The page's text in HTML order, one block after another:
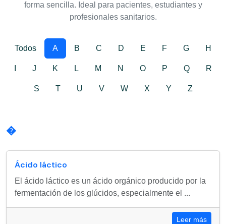
forma sencilla. Ideal para pacientes, estudiantes y
profesionales sanitarios.
Todos A B C D E F G H
J K L M N O P Q R
S T U V W X Y Z
�
Ácido láctico
El ácido láctico es un ácido orgánico producido por la
fermentación de los glúcidos, especialmente el ...
Leer más